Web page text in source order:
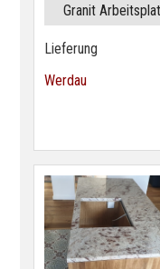
Granit
Lieferung
Werdau